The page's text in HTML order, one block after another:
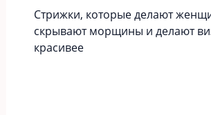
Стрижки, которые делают
скрывают морщины и делают
красивее